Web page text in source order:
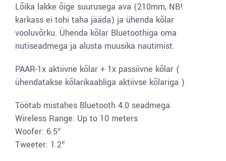
Lõika lakke õige suurusega ava (210mm, NB!
karkass ei tohi taha jääda) ja ühenda kõlar
vooluvõrku. Ühenda kõlar Bluetoothiga oma
nutiseadmega ja alusta muusika nautimist.
PAAR-1x aktiivne kõlar + 1x passiivne kõlar (
ühendatakse kõlarikaabliga aktiivse kõlariga )
Töötab mistahes Bluetooth 4.0 seadmega
Wireless Range: Up to 10 meters
Woofer: 6.5″
Tweeter: 1.2″